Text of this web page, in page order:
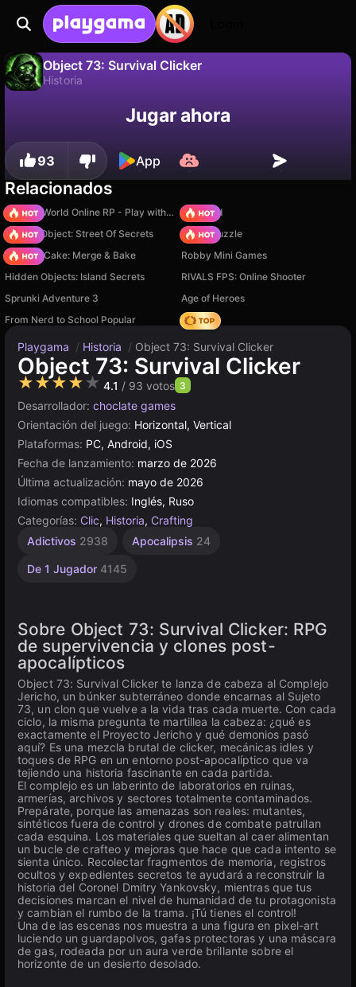
Object 73: Survival Clicker
Historia
¡Guarda el progreso!Jugar ahora
93 App
Relacionados
Sprunki World Online RP - Play with Friends!
TB World
Hidden Object: Street Of Secrets
Arrow Puzzle
Piece of Cake: Merge & Bake
Robby Mini Games
Hidden Objects: Island Secrets
RIVALS FPS: Online Shooter
Sprunki Adventure 3
Age of Heroes
From Nerd to School Popular
Hedgies
Playgama / Historia / Object 73: Survival Clicker
Object 73: Survival Clicker
★★★★★ 4.1 / 93 votos 3
Desarrollador: choclate games
Orientación del juego: Horizontal, Vertical
Plataformas: PC, Android, iOS
Fecha de lanzamiento: marzo de 2026
Última actualización: mayo de 2026
Idiomas compatibles: Inglés, Ruso
Categorías: Clic, Historia, Crafting
Adictivos 2938 Apocalipsis 24
De 1 Jugador 4145
Sobre Object 73: Survival Clicker: RPG
de supervivencia y clones post-
apocalípticos
Object 73: Survival Clicker te lanza de cabeza al Complejo
Jericho, un búnker subterráneo donde encarnas al Sujeto
73, un clon que vuelve a la vida tras cada muerte. Con cada
ciclo, la misma pregunta te martillea la cabeza: ¿qué es
exactamente el Proyecto Jericho y qué demonios pasó
aquí? Es una mezcla brutal de clicker, mecánicas idles y
toques de RPG en un entorno post-apocalíptico que va
tejiendo una historia fascinante en cada partida.
El complejo es un laberinto de laboratorios en ruinas,
armerías, archivos y sectores totalmente contaminados.
Prepárate, porque las amenazas son reales: mutantes,
sintéticos fuera de control y drones de combate patrullan
cada esquina. Los materiales que sueltan al caer alimentan
un bucle de crafteo y mejoras que hace que cada intento se
sienta único. Recolectar fragmentos de memoria, registros
ocultos y expedientes secretos te ayudará a reconstruir la
historia del Coronel Dmitry Yankovsky, mientras que tus
decisiones marcan el nivel de humanidad de tu protagonista
y cambian el rumbo de la trama. ¡Tú tienes el control!
Una de las escenas nos muestra a una figura en pixel-art
luciendo un guardapolvos, gafas protectoras y una máscara
de gas, rodeada por un aura verde brillante sobre el
horizonte de un desierto desolado.